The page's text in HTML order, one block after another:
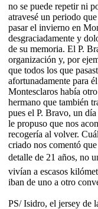
no se puede repetir ni
atravesé un periodo
pasar el invierno en
desgraciadamente y
de su memoria. El P.
organización y, por
que todos los que
afortunadamente para
Montesclaros había
hermano que también
pues el P. Bravo, un
le propuso que nos
recogería al volver.
criado nos comentó
detalle de 21 años, no
vivían a escasos
iban de uno a otro
PS/ Isidro, el jersey de